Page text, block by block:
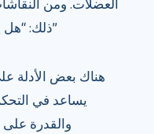
العضلات. ومن
ذلك: “هل يؤثر السهر على نمو العضلات؟”
هناك بعض الأدلة
يساعد في
والقدرة على